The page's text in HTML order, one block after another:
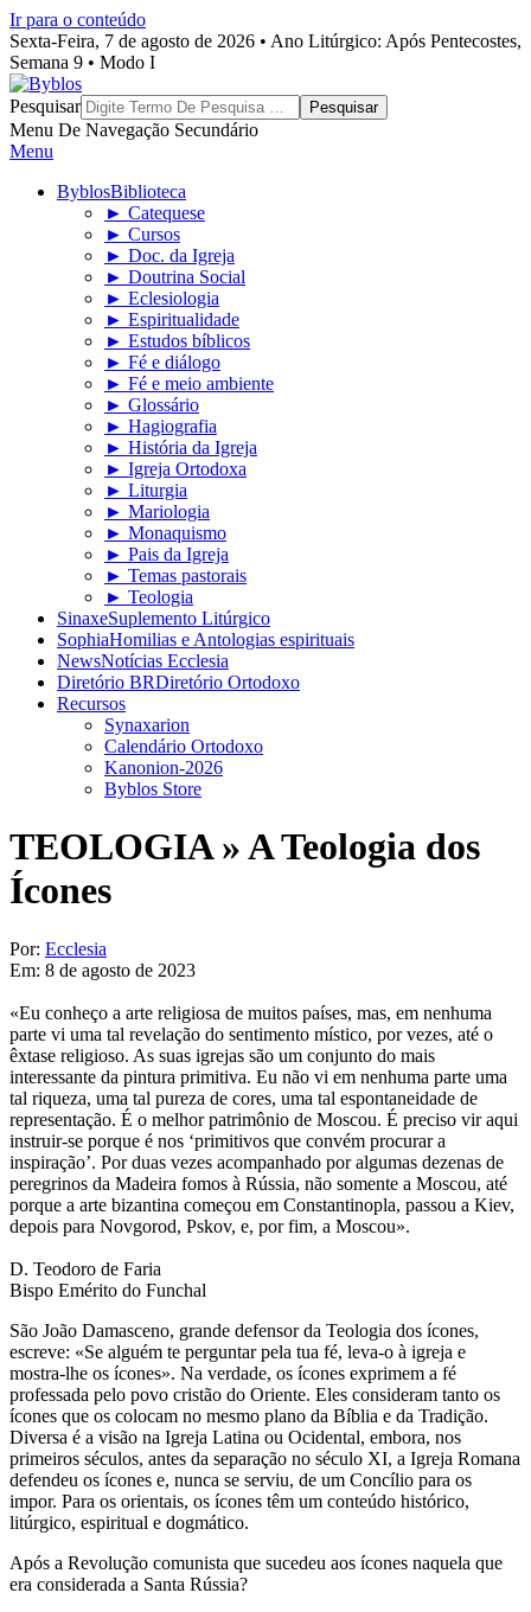
Ir para o conteúdo
Sexta-Feira, 7 de agosto de 2026 • Ano Litúrgico: Após Pentecostes,
Semana 9 • Modo I
Byblos
Pesquisar
Menu De Navegação Secundário
Menu
ByblosBiblioteca
► Catequese
► Cursos
► Doc. da Igreja
► Doutrina Social
► Eclesiologia
► Espiritualidade
► Estudos bíblicos
► Fé e diálogo
► Fé e meio ambiente
► Glossário
► Hagiografia
► História da Igreja
► Igreja Ortodoxa
► Liturgia
► Mariologia
► Monaquismo
► Pais da Igreja
► Temas pastorais
► Teologia
SinaxeSuplemento Litúrgico
SophiaHomilias e Antologias espirituais
NewsNotícias Ecclesia
Diretório BRDiretório Ortodoxo
Recursos
Synaxarion
Calendário Ortodoxo
Kanonion-2026
Byblos Store
TEOLOGIA »A Teologia dos
Ícones
Por: Ecclesia
Em: 8 de agosto de 2023
«Eu conheço a arte religiosa de muitos países, mas, em nenhuma
parte vi uma tal revelação do sentimento místico, por vezes, até o
êxtase religioso. As suas igrejas são um conjunto do mais
interessante da pintura primitiva. Eu não vi em nenhuma parte uma
tal riqueza, uma tal pureza de cores, uma tal espontaneidade de
representação. É o melhor patrimônio de Moscou. É preciso vir aqui
instruir-se porque é nos ‘primitivos que convém procurar a
inspiração’. Por duas vezes acompanhado por algumas dezenas de
peregrinos da Madeira fomos à Rússia, não somente a Moscou, até
porque a arte bizantina começou em Constantinopla, passou a Kiev,
depois para Novgorod, Pskov, e, por fim, a Moscou».
D. Teodoro de Faria
Bispo Emérito do Funchal
São João Damasceno, grande defensor da Teologia dos ícones,
escreve: «Se alguém te perguntar pela tua fé, leva-o à igreja e
mostra-lhe os ícones». Na verdade, os ícones exprimem a fé
professada pelo povo cristão do Oriente. Eles consideram tanto os
ícones que os colocam no mesmo plano da Bíblia e da Tradição.
Diversa é a visão na Igreja Latina ou Ocidental, embora, nos
primeiros séculos, antes da separação no século XI, a Igreja Romana
defendeu os ícones e, nunca se serviu, de um Concílio para os
impor. Para os orientais, os ícones têm um conteúdo histórico,
litúrgico, espiritual e dogmático.
Após a Revolução comunista que sucedeu aos ícones naquela que
era considerada a Santa Rússia?